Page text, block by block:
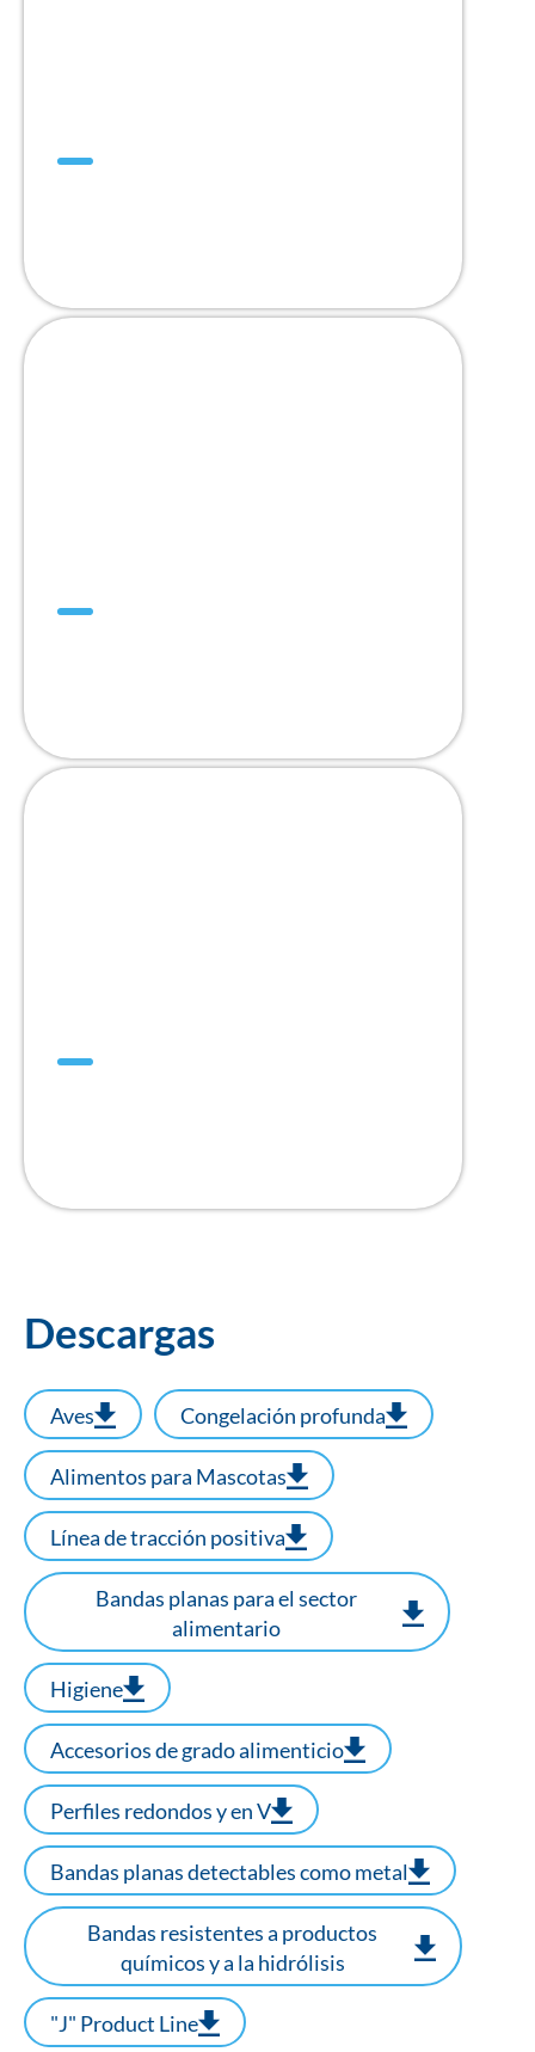
Descargas
Aves Congelación profunda
Alimentos para Mascotas
Línea de tracción positiva
Bandas planas para el sector
alimentario
Higiene
Accesorios de grado alimenticio
Perfiles redondos y en V
Bandas planas detectables como metal
Bandas resistentes a productos
químicos y a la hidrólisis
"J" Product Line